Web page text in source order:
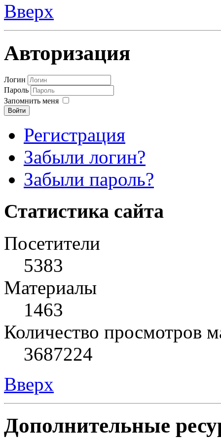
Вверх
Авторизация
Логин
Пароль
Запомнить меня
Войти
Регистрация
Забыли логин?
Забыли пароль?
Статистика сайта
Посетители
5383
Материалы
1463
Количество просмотров
3687224
Вверх
Дополнительные